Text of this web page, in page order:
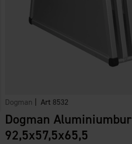
Dogman | Art 8532
Dogman Aluminiumbur
92,5x57,5x65,5